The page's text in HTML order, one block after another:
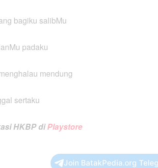
bagiku salibMu
padaku
mendung
sertaku
HKBP diPlaystore
Join BatakPedia.org